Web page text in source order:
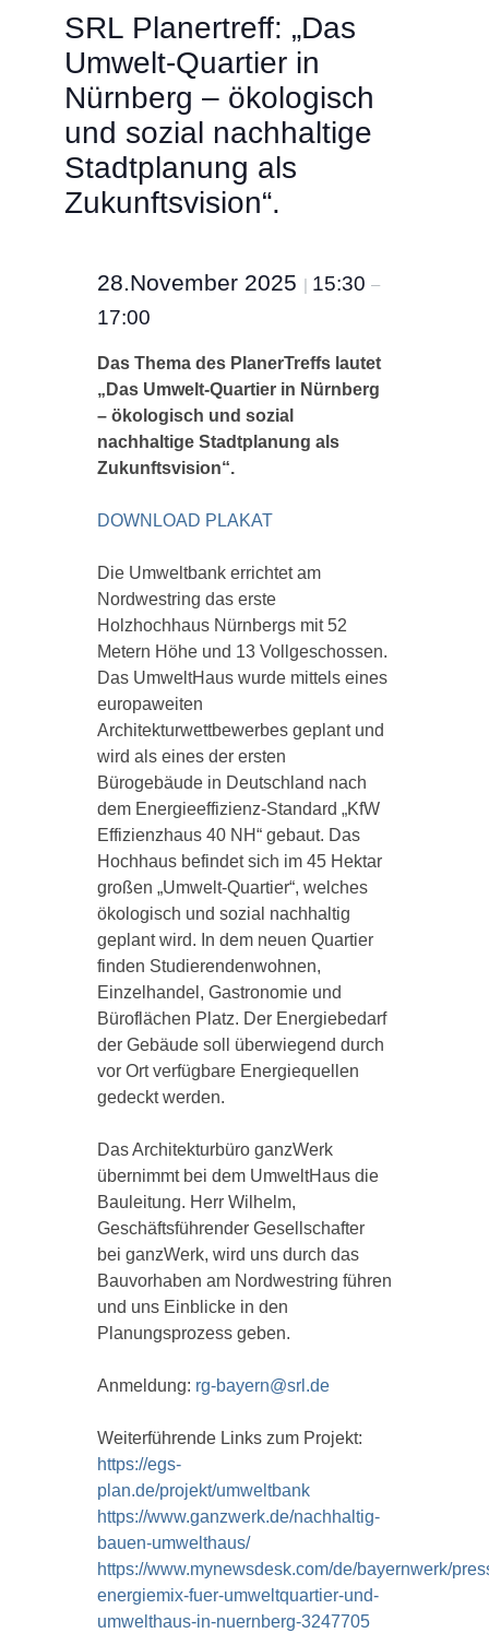
SRL Planertreff: „Das
Umwelt-Quartier in
Nürnberg – ökologisch
und sozial nachhaltige
Stadtplanung als
Zukunftsvision“.
28.November 2025 | 15:30 –
17:00
Das Thema des PlanerTreffs lautet
„Das Umwelt-Quartier in Nürnberg
– ökologisch und sozial
nachhaltige Stadtplanung als
Zukunftsvision“.
DOWNLOAD PLAKAT
Die Umweltbank errichtet am
Nordwestring das erste
Holzhochhaus Nürnbergs mit 52
Metern Höhe und 13 Vollgeschossen.
Das UmweltHaus wurde mittels eines
europaweiten
Architekturwettbewerbes geplant und
wird als eines der ersten
Bürogebäude in Deutschland nach
dem Energieeffizienz-Standard „KfW
Effizienzhaus 40 NH“ gebaut. Das
Hochhaus befindet sich im 45 Hektar
großen „Umwelt-Quartier“, welches
ökologisch und sozial nachhaltig
geplant wird. In dem neuen Quartier
finden Studierendenwohnen,
Einzelhandel, Gastronomie und
Büroflächen Platz. Der Energiebedarf
der Gebäude soll überwiegend durch
vor Ort verfügbare Energiequellen
gedeckt werden.
Das Architekturbüro ganzWerk
übernimmt bei dem UmweltHaus die
Bauleitung. Herr Wilhelm,
Geschäftsführender Gesellschafter
bei ganzWerk, wird uns durch das
Bauvorhaben am Nordwestring führen
und uns Einblicke in den
Planungsprozess geben.
Anmeldung: rg-bayern@srl.de
Weiterführende Links zum Projekt:
https://egs-
plan.de/projekt/umweltbank
https://www.ganzwerk.de/nachhaltig-
bauen-umwelthaus/
https://www.mynewsdesk.com/de/bayernwerk/
energiemix-fuer-umweltquartier-und-
umwelthaus-in-nuernberg-3247705